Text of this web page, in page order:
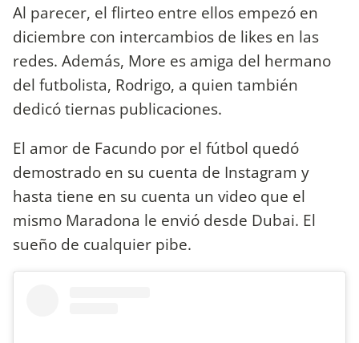
Al parecer, el flirteo entre ellos empezó en
diciembre con intercambios de likes en las
redes. Además, More es amiga del hermano
del futbolista, Rodrigo, a quien también
dedicó tiernas publicaciones.
El amor de Facundo por el fútbol quedó
demostrado en su cuenta de Instagram y
hasta tiene en su cuenta un video que el
mismo Maradona le envió desde Dubai. El
sueño de cualquier pibe.